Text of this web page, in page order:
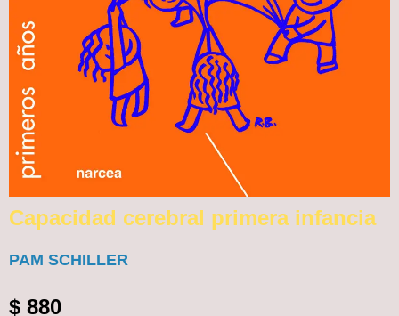
Capacidad cerebral primera infancia
PAM SCHILLER
$ 880